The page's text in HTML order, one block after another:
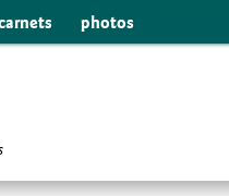
photos